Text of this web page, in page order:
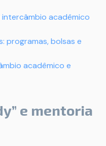
acadêmico
programas, bolsas e
acadêmico e
e mentoria